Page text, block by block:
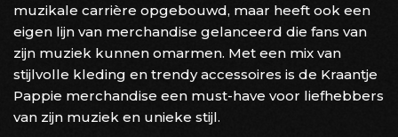
muzikale carrière opgebouwd, maar heeft ook een
eigen lijn van merchandise gelanceerd die fans van
zijn muziek kunnen omarmen. Met een mix van
stijlvolle kleding en trendy accessoires is de Kraantje
Pappie merchandise een must-have voor liefhebbers
van zijn muziek en unieke stijl.